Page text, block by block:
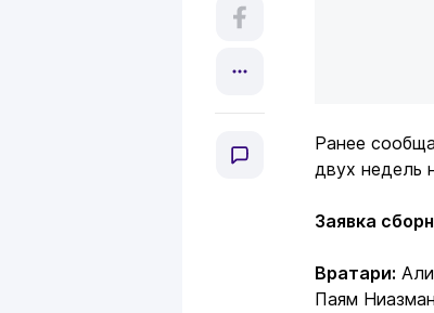
Ранее
двух недель
Заявка
Вратари:
Паям